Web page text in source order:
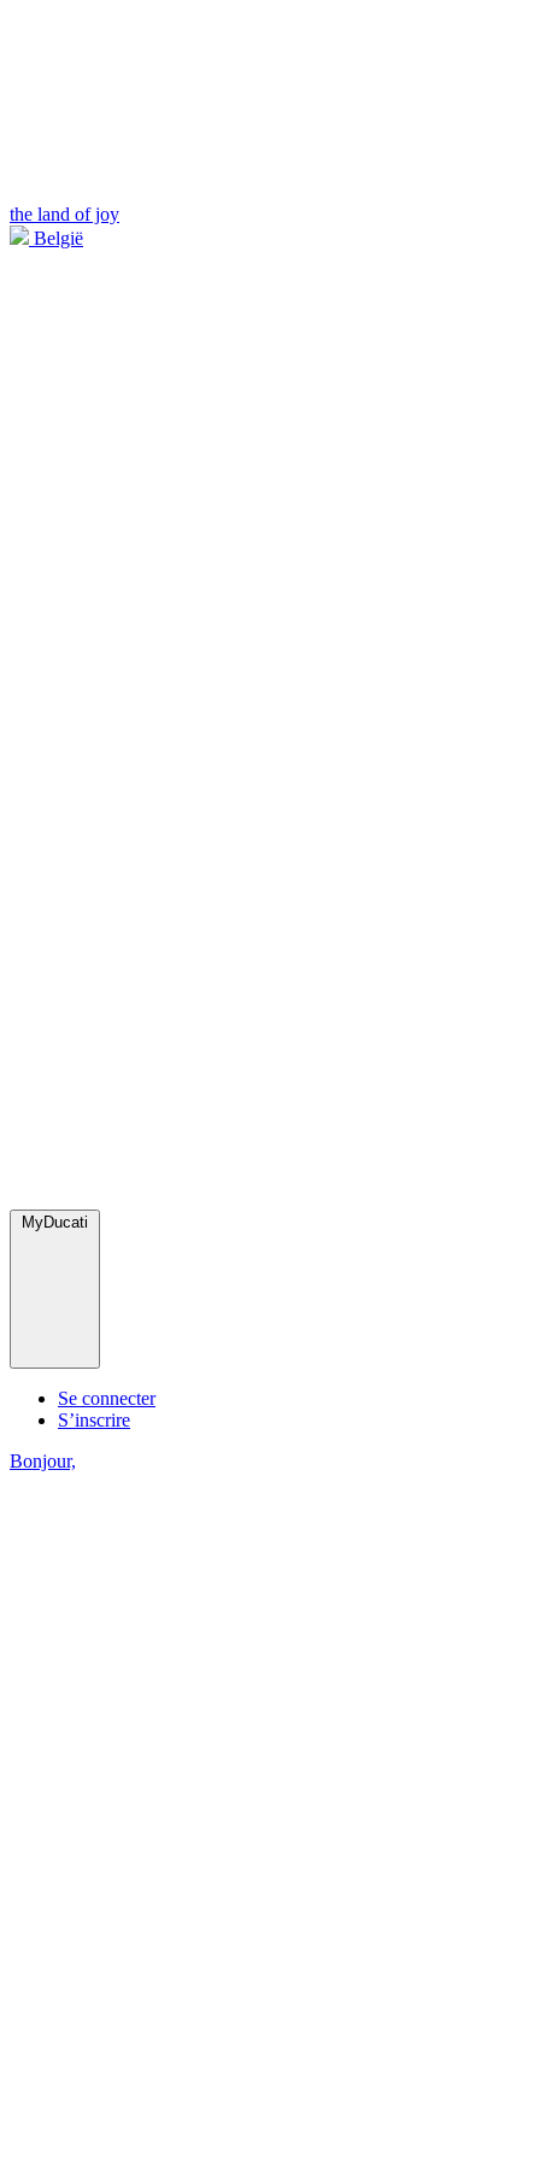
the land of joy
België
MyDucati
Se connecter
S’inscrire
Bonjour,